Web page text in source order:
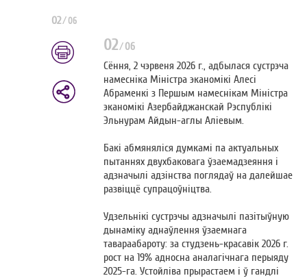
02/ 06
02/06
Сёння, 2 чэрвеня 2026 г., адбылася сустрэча
намесніка Міністра эканомікі Алесі
Абраменкі з Першым намеснікам Міністра
эканомікі Азербайджанскай Рэспублікі
Эльнурам Айдын-аглы Аліевым.
Бакі абмяняліся думкамі па актуальных
пытаннях двухбаковага ўзаемадзеяння і
адзначылі адзінства поглядаў на далейшае
развіццё супрацоўніцтва.
Удзельнікі сустрэчы адзначылі пазітыўную
дынаміку аднаўлення ўзаемнага
тавараабароту: за студзень-красавік 2026 г.
рост на 19% адносна аналагічнага перыяду
2025-га. Устойліва прырастаем і ў гандлі